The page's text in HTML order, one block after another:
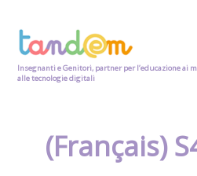
Insegnanti e Genitori, partner per l’educazione ai
alle tecnologie digitali
(Français)